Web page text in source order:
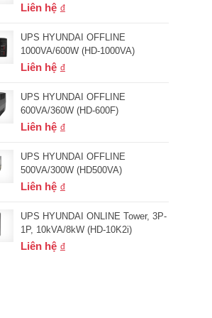
CMF 12V 75Ah (20HR),
1,749,000+ VAT
Liên hệ
UPS HYUNDAI OFFLINE
1000VA/600W (HD-1000VA)
Liên hệ
UPS HYUNDAI OFFLINE
600VA/360W (HD-600F)
Liên hệ
UPS HYUNDAI OFFLINE
500VA/300W (HD500VA)
Liên hệ
UPS HYUNDAI ONLINE Tower, 3P-
1P, 10kVA/8kW (HD-10K2i)
Liên hệ